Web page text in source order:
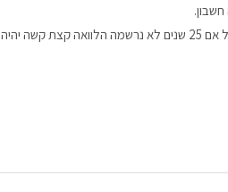
האם נרשמה הלוואה של בעל המניות ? אם נרשמה הלוואה אז אפשר להחזיר את ההלוואה , אבל אם 25 שנים לא נרשמה הלוואה קצת קשה יהיה